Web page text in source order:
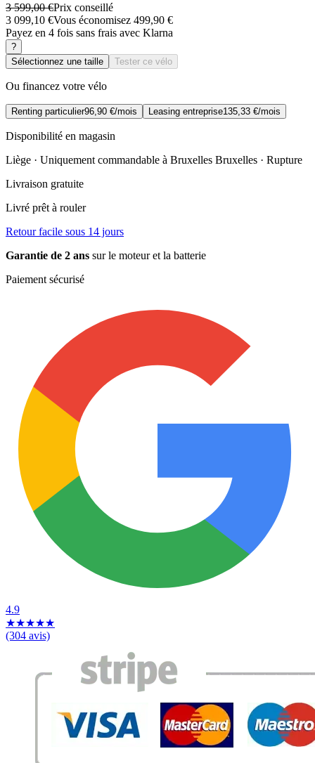
3 599,00 €Prix conseillé
3 099,10 €Vous économisez 499,90 €
Payez en 4 fois sans frais avec Klarna
?
Sélectionnez une taille
Tester ce vélo
Ou financez votre vélo
Renting particulier96,90 €/mois Leasing entreprise135,33 €/mois
Disponibilité en magasin
Liège · Uniquement commandable à Bruxelles Bruxelles · Rupture
Livraison gratuite
Livré prêt à rouler
Retour facile sous 14 jours
Garantie de 2 ans sur le moteur et la batterie
Paiement sécurisé
4.9
★★★★★
(304 avis)